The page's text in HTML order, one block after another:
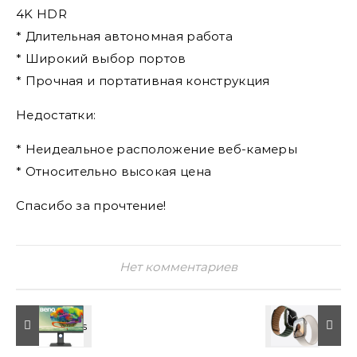
4K HDR
* Длительная автономная работа
* Широкий выбор портов
* Прочная и портативная конструкция
Недостатки:
* Неидеальное расположение веб-камеры
* Относительно высокая цена
Спасибо за прочтение!
Нет комментариев